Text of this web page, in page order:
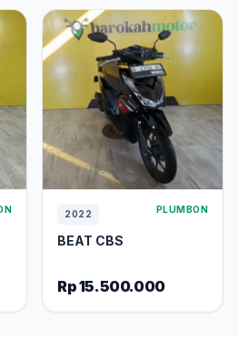
2022 PLUMBON
BEAT CBS
Rp 15.500.000